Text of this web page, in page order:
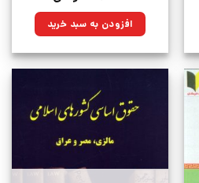
۲۷۰,۰۰۰تومان
بود.
۲۱۷,۳۵۰تومان.افزودن به سبد خرید